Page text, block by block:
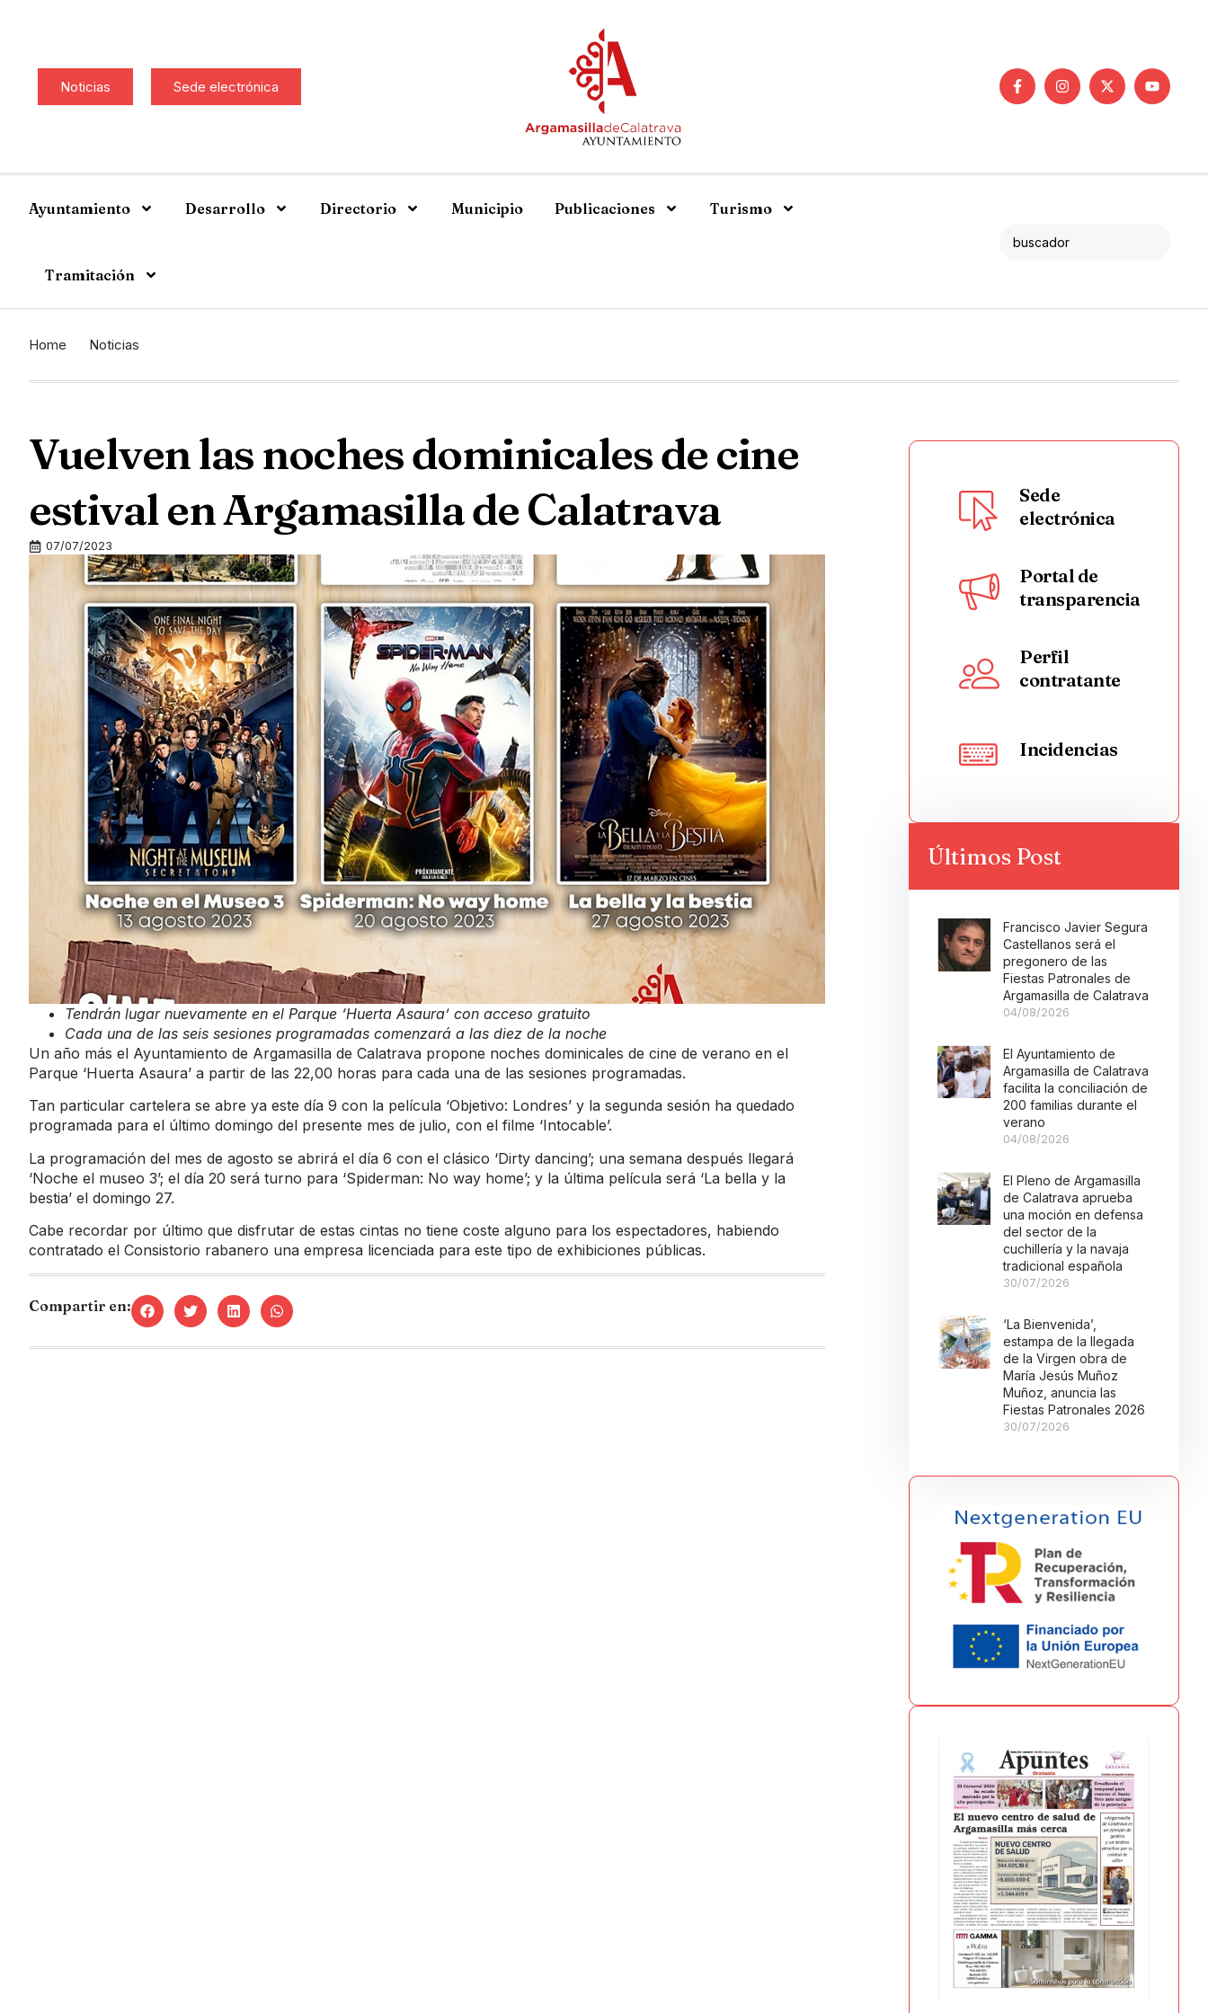
Noticias Sede electrónica
Ayuntamiento Desarrollo Directorio Municipio Publicaciones Turismo
Tramitación
Home Noticias
Vuelven las noches dominicales de cine
estival en Argamasilla de Calatrava
07/07/2023
Tendrán lugar nuevamente en el Parque ‘Huerta Asaura’ con acceso gratuito
Cada una de las seis sesiones programadas comenzará a las diez de la noche
Un año más el Ayuntamiento de Argamasilla de Calatrava propone noches dominicales de cine de verano en el
Parque ‘Huerta Asaura’ a partir de las 22,00 horas para cada una de las sesiones programadas.
Tan particular cartelera se abre ya este día 9 con la película ‘Objetivo: Londres’ y la segunda sesión ha quedado
programada para el último domingo del presente mes de julio, con el filme ‘Intocable’.
La programación del mes de agosto se abrirá el día 6 con el clásico ‘Dirty dancing’; una semana después llegará
‘Noche el museo 3’; el día 20 será turno para ‘Spiderman: No way home’; y la última película será ‘La bella y la
bestia’ el domingo 27.
Cabe recordar por último que disfrutar de estas cintas no tiene coste alguno para los espectadores, habiendo
contratado el Consistorio rabanero una empresa licenciada para este tipo de exhibiciones públicas.
Compartir en:
Sede
electrónica
Portal de
transparencia
Perfil
contratante
Incidencias
Últimos Post
Francisco Javier Segura
Castellanos será el
pregonero de las
Fiestas Patronales de
Argamasilla de Calatrava
04/08/2026
El Ayuntamiento de
Argamasilla de Calatrava
facilita la conciliación de
200 familias durante el
verano
04/08/2026
El Pleno de Argamasilla
de Calatrava aprueba
una moción en defensa
del sector de la
cuchillería y la navaja
tradicional española
30/07/2026
‘La Bienvenida’,
estampa de la llegada
de la Virgen obra de
María Jesús Muñoz
Muñoz, anuncia las
Fiestas Patronales 2026
30/07/2026